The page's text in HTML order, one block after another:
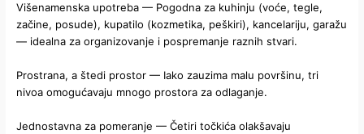
Višenamenska upotreba — Pogodna za kuhinju (voće, tegle,
začine, posude), kupatilo (kozmetika, peškiri), kancelariju, garažu
— idealna za organizovanje i pospremanje raznih stvari.
Prostrana, a štedi prostor — Iako zauzima malu površinu, tri
nivoa omogućavaju mnogo prostora za odlaganje.
Jednostavna za pomeranje — Četiri točkića olakšavaju